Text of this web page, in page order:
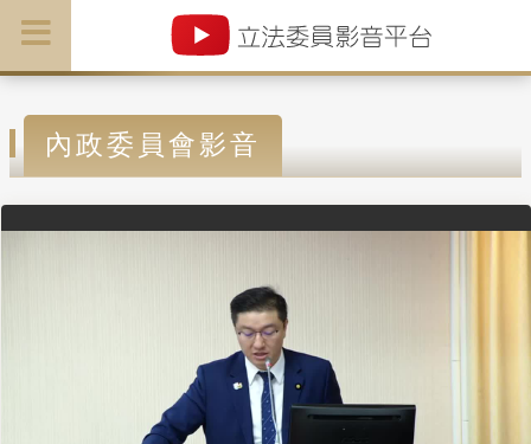
內政委員會影音